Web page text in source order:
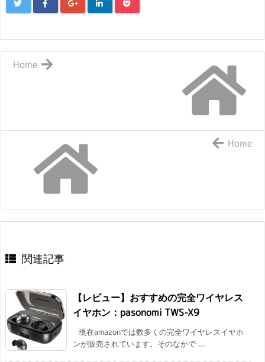
Home
Home
関連記事
【レビュー】おすすめの完全ワイヤレス
イヤホン：pasonomi TWS-X9
現在amazonでは数多くの完全ワイヤレスイヤホ
ンが販売されています。そのなかで ...